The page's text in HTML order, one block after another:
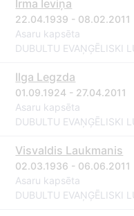
Irma Ieviņa
22.04.1939 - 08.02.2011
Asaru kapsēta
DUBULTU EVAŅĢĒLISKI
Ilga Legzda
01.09.1924 - 27.04.2011
Asaru kapsēta
DUBULTU EVAŅĢĒLISKI
Visvaldis Laukmanis
02.03.1936 - 06.06.2011
Asaru kapsēta
DUBULTU EVAŅĢĒLISKI